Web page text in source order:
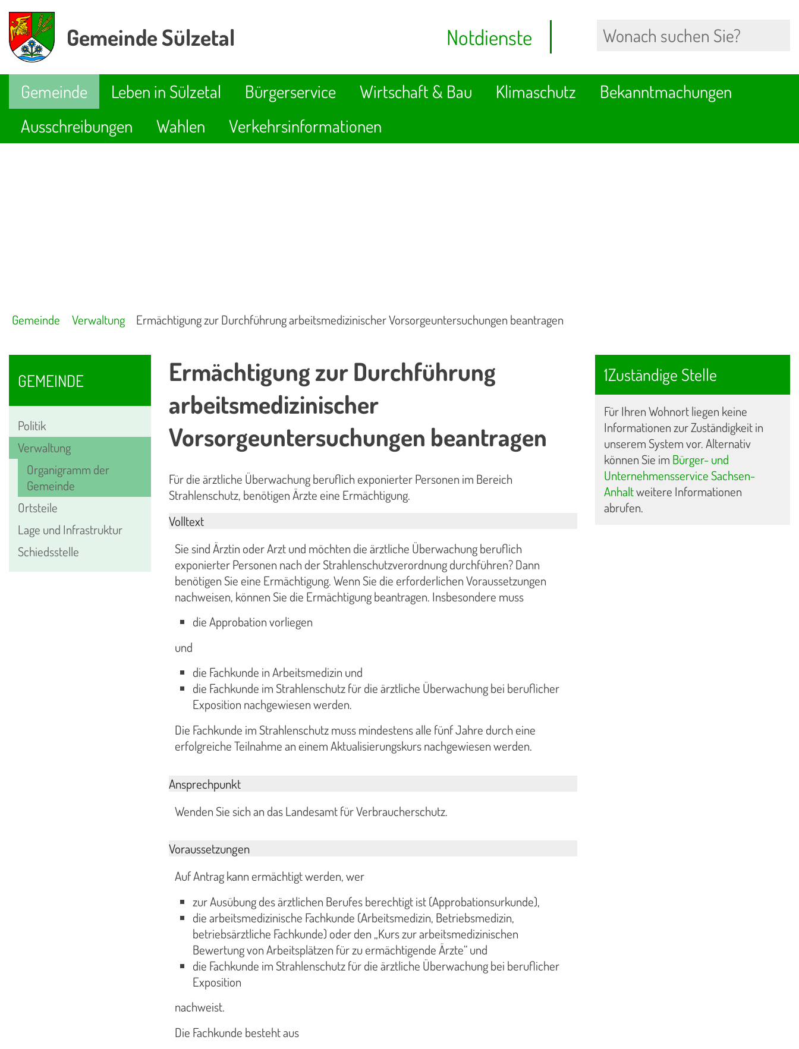
Gemeinde Sülzetal Notdienste
Gemeinde Leben in Sülzetal Bürgerservice Wirtschaft & Bau Klimaschutz
Bekanntmachungen
Ausschreibungen
Wahlen Verkehrsinformationen
Gemeinde Verwaltung Ermächtigung zur Durchführung arbeitsmedizinischer Vorsorgeuntersuchungen beantragen
GEMEINDE
Politik
Verwaltung
Organigramm der
Gemeinde
Ortsteile
Lage und Infrastruktur
Schiedsstelle
Ermächtigung zur Durchführung
arbeitsmedizinischer
Vorsorgeuntersuchungen beantragen
Für die ärztliche Überwachung beruflich exponierter Personen im Bereich
Strahlenschutz, benötigen Ärzte eine Ermächtigung.
Volltext
Sie sind Ärztin oder Arzt und möchten die ärztliche Überwachung beruflich
exponierter Personen nach der Strahlenschutzverordnung durchführen? Dann
benötigen Sie eine Ermächtigung. Wenn Sie die erforderlichen Voraussetzungen
nachweisen, können Sie die Ermächtigung beantragen. Insbesondere muss
die Approbation vorliegen
und
die Fachkunde in Arbeitsmedizin und
die Fachkunde im Strahlenschutz für die ärztliche Überwachung bei beruflicher
Exposition nachgewiesen werden.
Die Fachkunde im Strahlenschutz muss mindestens alle fünf Jahre durch eine
erfolgreiche Teilnahme an einem Aktualisierungskurs nachgewiesen werden.
Ansprechpunkt
Wenden Sie sich an das Landesamt für Verbraucherschutz.
Voraussetzungen
Auf Antrag kann ermächtigt werden, wer
zur Ausübung des ärztlichen Berufes berechtigt ist (Approbationsurkunde),
die arbeitsmedizinische Fachkunde (Arbeitsmedizin, Betriebsmedizin,
betriebsärztliche Fachkunde) oder den „Kurs zur arbeitsmedizinischen
Bewertung von Arbeitsplätzen für zu ermächtigende Ärzte“ und
die Fachkunde im Strahlenschutz für die ärztliche Überwachung bei beruflicher
Exposition
nachweist.
Die Fachkunde besteht aus
1Zuständige Stelle
Für Ihren Wohnort liegen keine
Informationen zur Zuständigkeit in
unserem System vor. Alternativ
können Sie im Bürger- und
Unternehmensservice Sachsen-
Anhaltweitere Informationen
abrufen.